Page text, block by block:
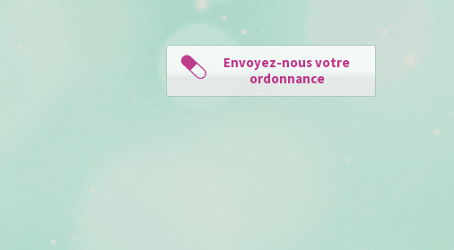
Envoyez-nous votre
ordonnance